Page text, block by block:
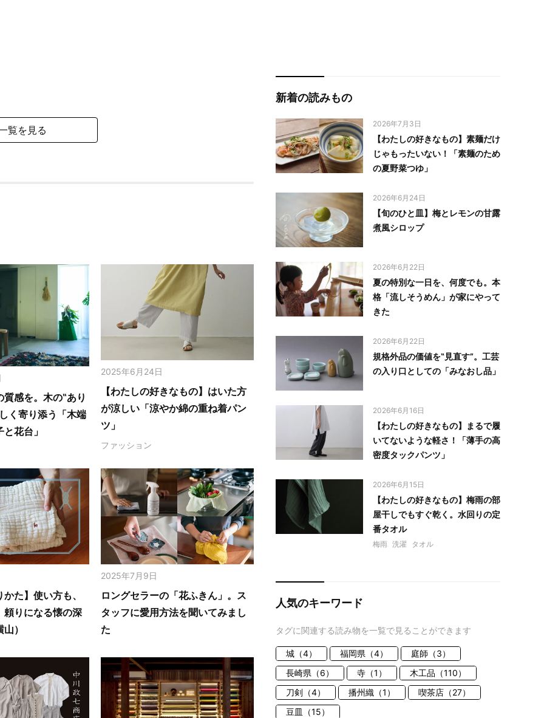
覧を見る
感を。木の‟あり
く寄り添う「木端
花台」
2025年6月24日
【わたしの好きなもの】はいた方
が涼しい「涼やか綿の重ね着パン
ツ」
ファッション
た】使い方も、
頼りになる懐の深
）
2025年7月9日
ロングセラーの「花ふきん」。ス
タッフに愛用方法を聞いてみまし
た
新着の読みもの
2026年7月3日
【わたしの好きなもの】素麺だけ
じゃもったいない！「素麺のため
の夏野菜つゆ」
2026年6月24日
【旬のひと皿】梅とレモンの甘露
煮風シロップ
2026年6月22日
夏の特別な一日を、何度でも。本
格「流しそうめん」が家にやって
きた
2026年6月22日
規格外品の価値を‟見直す”。工芸
の入り口としての「みなおし品」
2026年6月16日
【わたしの好きなもの】まるで履
いてないような軽さ！「薄手の高
密度タックパンツ」
2026年6月15日
【わたしの好きなもの】梅雨の部
屋干しでもすぐ乾く。水回りの定
番タオル
梅雨 洗濯 タオル
人気のキーワード
タグに関連する読み物を一覧で見ることができます
城（4） 福岡県（4）
庭師（3）
長崎県（6）
寺（1）
木工品（110）
刀剣（4）
播州織（1）
喫茶店（27）
豆皿（15）